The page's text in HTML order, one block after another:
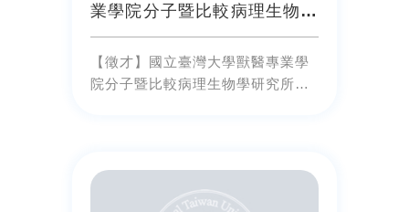
業學院分子暨比較病理生物學
研究所教師徵選公告
【徵才】國立臺灣大學獸醫專業學
院分子暨比較病理生物學研究所教